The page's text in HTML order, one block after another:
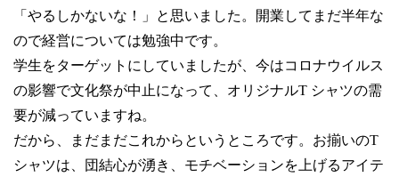
「やるしかないな！」と思いました。開業してまだ半年な
ので経営については勉強中です。
学生をターゲットにしていましたが、今はコロナウイルス
の影響で文化祭が中止になって、オリジナルT シャツの需
要が減っていますね。
だから、まだまだこれからというところです。お揃いのT
シャツは、団結心が湧き、モチベーションを上げるアイテ